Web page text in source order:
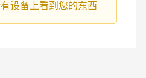
设备上看到您的东西